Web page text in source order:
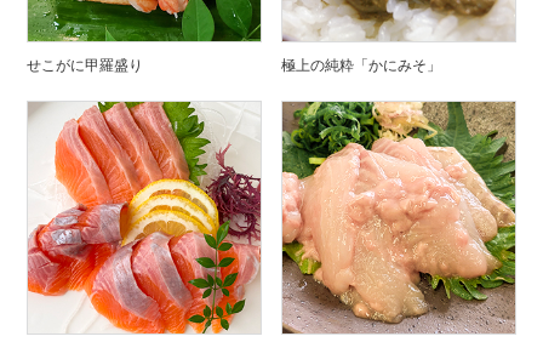
せこがに甲羅盛り 極上の純粋「かにみそ」